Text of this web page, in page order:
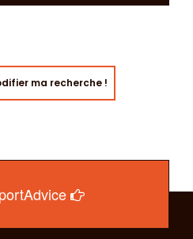
ma recherche !